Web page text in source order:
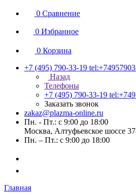
0 Сравнение
0 Избранное
0 Корзина
+7 (495) 790-33-19
Назад
Телефоны
+7 (495) 790-33-19
Заказать звонок
zakaz@plazma-online.ru
Пн. - Пт.: с 9:00 до 18:00
Москва, Алтуфьевское шоссе
Пн. – Пт.: с 9:00 до 18:00
Главная